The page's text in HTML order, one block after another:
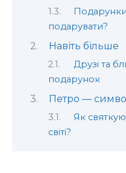
подарувати?
Навіть більше
Друзі та
подарунок
Петро —
Як
світі?